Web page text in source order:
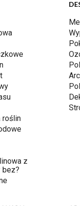
roślin
z
bez?